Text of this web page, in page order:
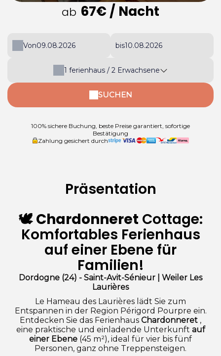
ab 67€ / Nacht
Von bis
1 ferienhaus / 2 Erwachsene
SUCHEN
100% sichere Buchung, beste Preise garantiert, sofortige
Bestätigung
Zahlung gesichert durch
Präsentation
🕊️Chardonneret Cottage:
Komfortables Ferienhaus
auf einer Ebene für
Familien!
Dordogne (24) - Saint-Avit-Sénieur | Weiler Les
Laurières
Le Hameau des Laurières lädt Sie zum
Entspannen in der Region Périgord Pourpre ein.
Entdecken Sie das Ferienhaus Chardonneret ,
eine praktische und einladende Unterkunft auf
einer Ebene (45 m²), ideal für vier bis fünf
Personen, ganz ohne Treppensteigen.